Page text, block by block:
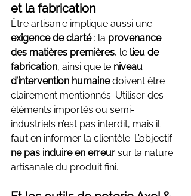
et la fabrication
Être artisan·e implique aussi une
exigence de clarté : la provenance
des matières premières, le lieu de
fabrication, ainsi que le niveau
d’intervention humaine doivent être
clairement mentionnés. Utiliser des
éléments importés ou semi-
industriels n’est pas interdit, mais il
faut en informer la clientèle. L’objectif :
ne pas induire en erreur sur la nature
artisanale du produit fini.